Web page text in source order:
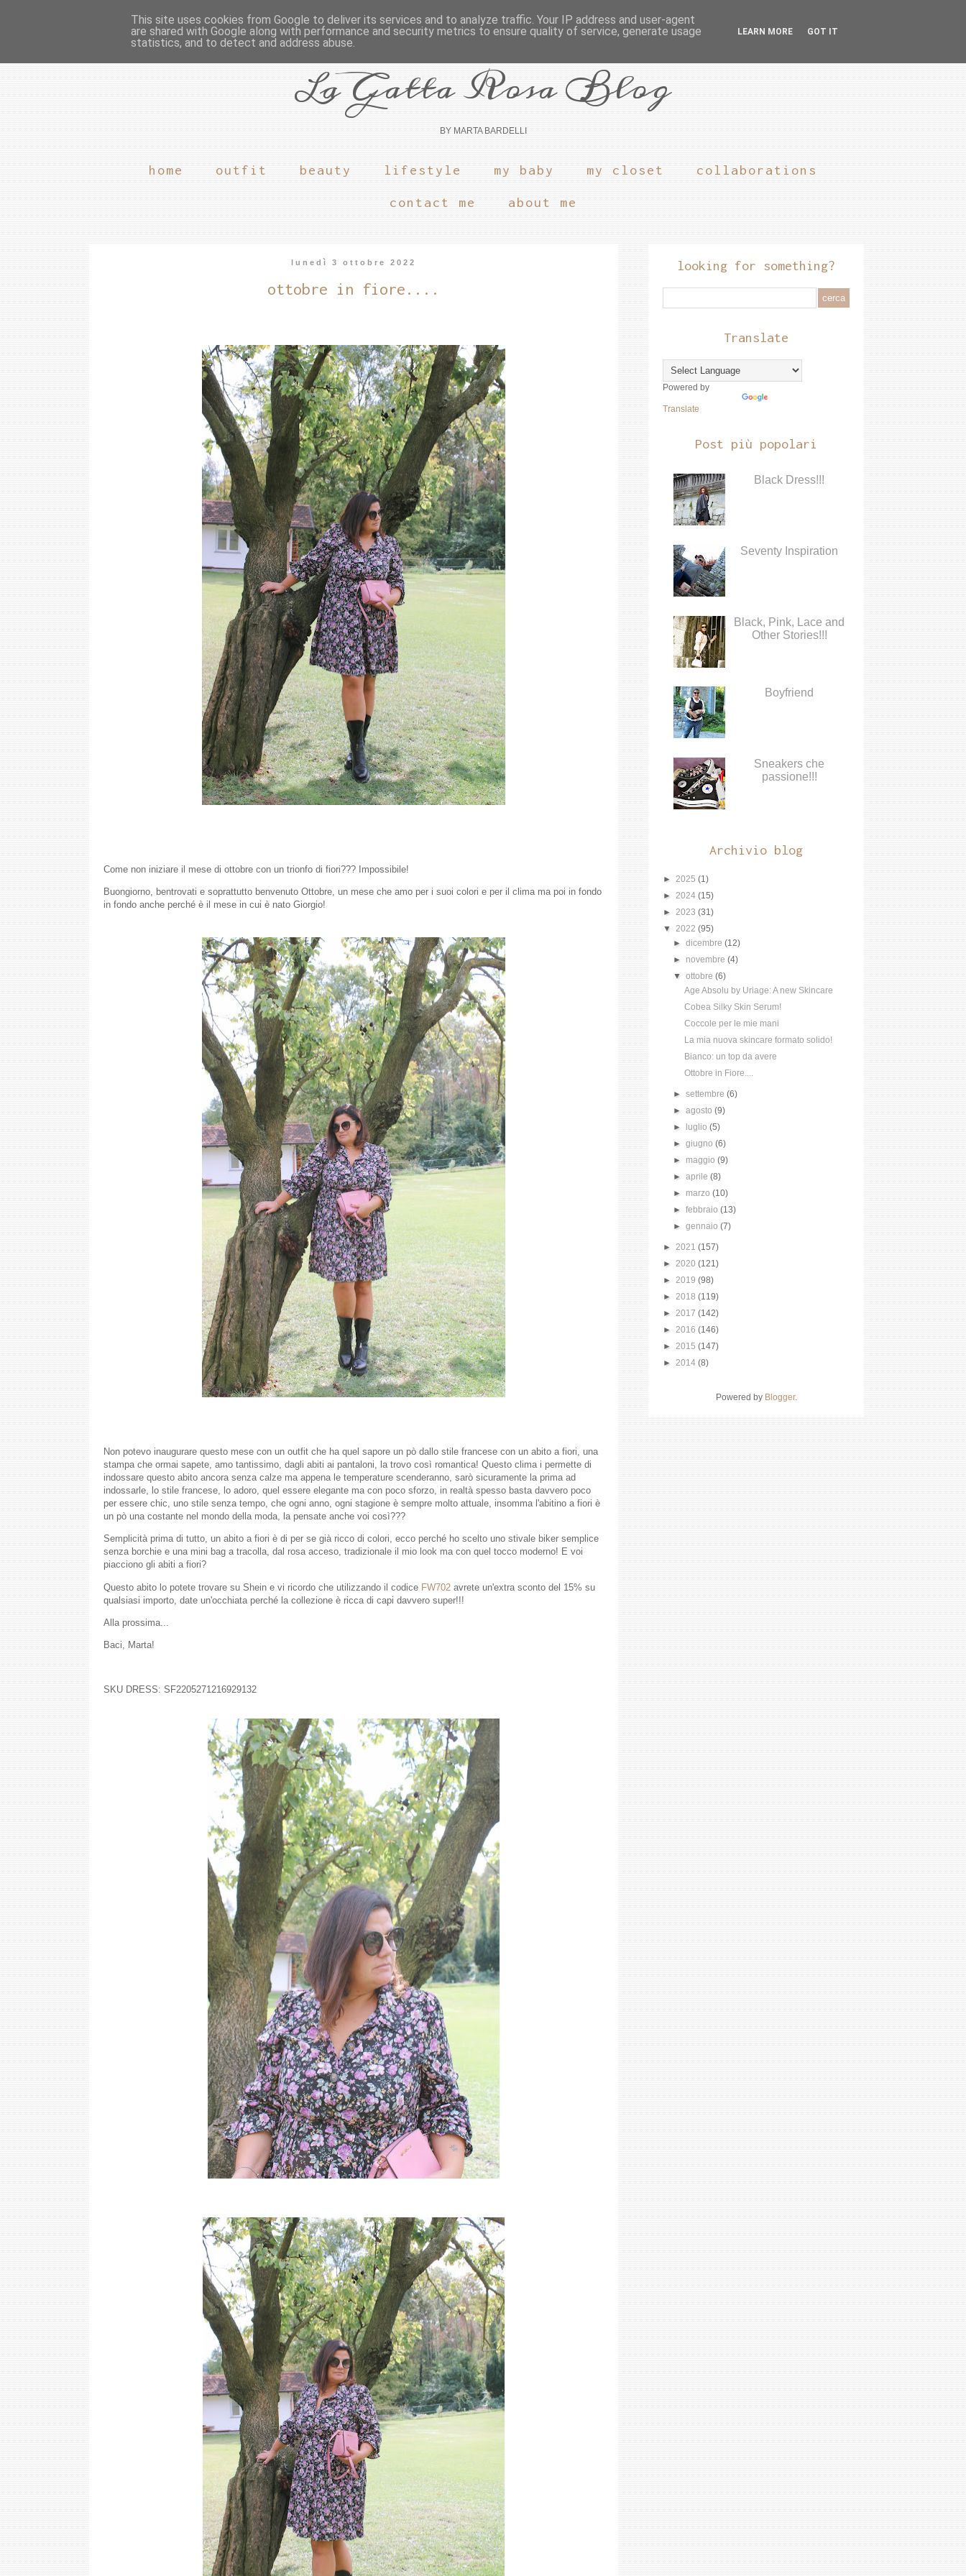
La Gatta Rosa Blog
BY MARTA BARDELLI
home outfit beauty lifestyle my baby my closet collaborations
contact me about me
lunedì 3 ottobre 2022
ottobre in fiore....
Come non iniziare il mese di ottobre con un trionfo di fiori??? Impossibile!
Buongiorno, bentrovati e soprattutto benvenuto Ottobre, un mese che amo per i suoi colori e per il clima ma poi in fondo
in fondo anche perché è il mese in cui è nato Giorgio!
Non potevo inaugurare questo mese con un outfit che ha quel sapore un pò dallo stile francese con un abito a fiori, una
stampa che ormai sapete, amo tantissimo, dagli abiti ai pantaloni, la trovo così romantica! Questo clima i permette di
indossare questo abito ancora senza calze ma appena le temperature scenderanno, sarò sicuramente la prima ad
indossarle, lo stile francese, lo adoro, quel essere elegante ma con poco sforzo, in realtà spesso basta davvero poco
per essere chic, uno stile senza tempo, che ogni anno, ogni stagione è sempre molto attuale, insomma l'abitino a fiori è
un pò una costante nel mondo della moda, la pensate anche voi così???
Semplicità prima di tutto, un abito a fiori è di per se già ricco di colori, ecco perché ho scelto uno stivale biker semplice
senza borchie e una mini bag a tracolla, dal rosa acceso, tradizionale il mio look ma con quel tocco moderno! E voi
piacciono gli abiti a fiori?
Questo abito lo potete trovare su Shein e vi ricordo che utilizzando il codice FW702 avrete un'extra sconto del 15% su
qualsiasi importo, date un'occhiata perché la collezione è ricca di capi davvero super!!!
Alla prossima...
Baci, Marta!
SKU DRESS: SF2205271216929132
looking for something?
Translate
Powered by
Translate
Post più popolari
Black Dress!!!
Seventy Inspiration
Black, Pink, Lace and
Other Stories!!!
Boyfriend
Sneakers che
passione!!!
Archivio blog
► 2025 (1)
► 2024 (15)
► 2023 (31)
▼ 2022 (95)
►dicembre(12)
► novembre(4)
▼ottobre(6)
Age Absolu by Uriage: A new Skincare
Cobea Silky Skin Serum!
Coccole per le mie mani
La mia nuova skincare formato solido!
Bianco: un top da avere
Ottobre in Fiore....
►settembre(6)
►agosto(9)
►
luglio(5)
►giugno(6)
► maggio(9)
►aprile(8)
► marzo(10)
►febbraio(13)
►gennaio(7)
► 2021 (157)
► 2020 (121)
► 2019 (98)
► 2018 (119)
► 2017 (142)
► 2016 (146)
► 2015 (147)
► 2014 (8)
Powered by Blogger.
This site uses cookies from Google to deliver its services and to analyze traffic. Your IP address and user-agent
are shared with Google along with performance and security metrics to ensure quality of service, generate usage
statistics, and to detect and address abuse.
LEARN MORE GOT IT